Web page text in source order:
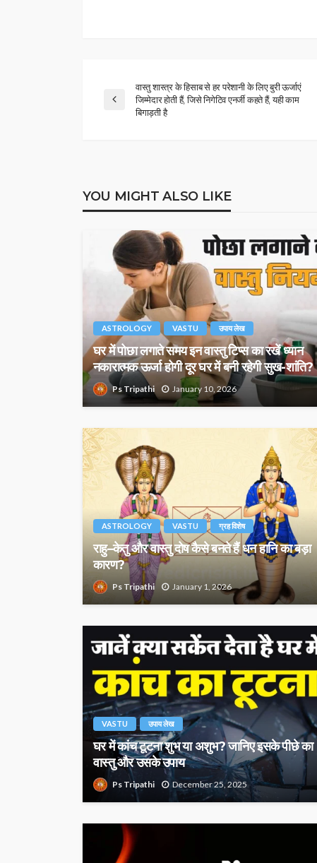
वास्तु शास्त्र के हिसाब से हर परेशानी के लिए बुरी ऊर्जाएं
जिम्मेदार होती हैं, जिसे निगेटिव एनर्जी कहते हैं, यही काम
बिगाड़ती है
YOU MIGHT ALSO LIKE
ASTROLOGY VASTU उपाय लेख
घर में पोछा लगाते समय इन वास्तु टिप्स का रखें ध्यान
नकारात्मक ऊर्जा होगी दूर घर में बनी रहेगी सुख-शांति?
Ps Tripathi January 10, 2026
ASTROLOGY VASTU ग्रह विशेष
राहु–केतु और वास्तु दोष कैसे बनते हैं धन हानि का बड़ा
कारण?
Ps Tripathi January 1, 2026
VASTU उपाय लेख
घर में कांच टूटना शुभ या अशुभ? जानिए इसके पीछे का
वास्तु और उसके उपाय
Ps Tripathi December 25, 2025